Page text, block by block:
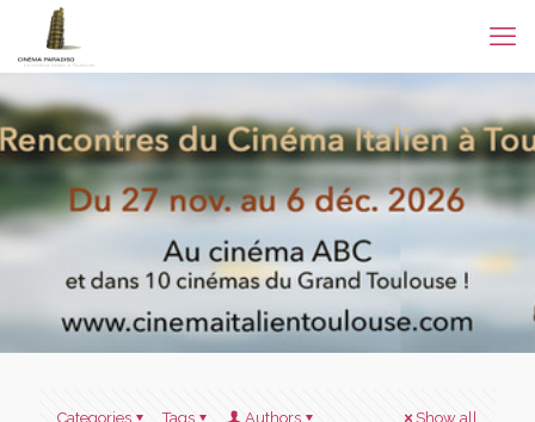
Categories Tags Authors Show all